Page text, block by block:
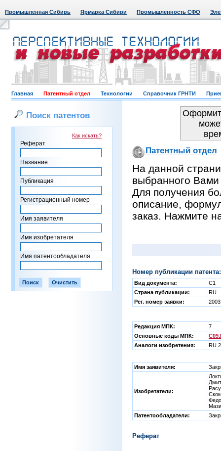
Промышленная Сибирь Ярмарка Сибири Промышленность СФО
Главная Патентный отдел Технологии Справочник ГРНТИ
Поиск патентов
Как искать?
Реферат
Название
Публикация
Регистрационный номер
Имя заявителя
Имя изобретателя
Имя патентообладателя
Патентный отдел
На данной
выбранного Вами
Для получения
описание,
заказ. Нажмите
Номер публикации
Вид документа:
C1
Страна публикации:
RU
Рег. номер заявки:
Редакция МПК:
7
Основные коды МПК:
Аналоги изобретения:
RU
Имя заявителя:
Изобретатели:
Патентообладатели:
Реферат